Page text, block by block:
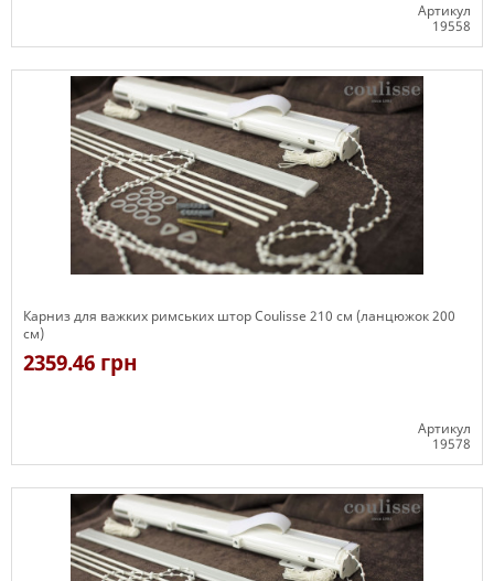
Артикул
19558
Карниз для важких римських штор Coulisse 210 см (ланцюжок 200
см)
2359.46 грн
Артикул
19578